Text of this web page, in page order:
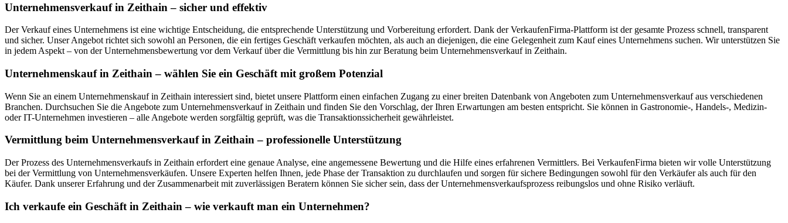
Unternehmensverkauf in Zeithain – sicher und effektiv
Der Verkauf eines Unternehmens ist eine wichtige Entscheidung, die entsprechende Unterstützung und Vorbereitung erfordert. Dank der VerkaufenFirma-Plattform ist der gesamte Prozess schnell, transparent
und sicher. Unser Angebot richtet sich sowohl an Personen, die ein fertiges Geschäft verkaufen möchten, als auch an diejenigen, die eine Gelegenheit zum Kauf eines Unternehmens suchen. Wir unterstützen Sie
in jedem Aspekt – von der Unternehmensbewertung vor dem Verkauf über die Vermittlung bis hin zur Beratung beim Unternehmensverkauf in Zeithain.
Unternehmenskauf in Zeithain – wählen Sie ein Geschäft mit großem Potenzial
Wenn Sie an einem Unternehmenskauf in Zeithain interessiert sind, bietet unsere Plattform einen einfachen Zugang zu einer breiten Datenbank von Angeboten zum Unternehmensverkauf aus verschiedenen
Branchen. Durchsuchen Sie die Angebote zum Unternehmensverkauf in Zeithain und finden Sie den Vorschlag, der Ihren Erwartungen am besten entspricht. Sie können in Gastronomie-, Handels-, Medizin-
oder IT-Unternehmen investieren – alle Angebote werden sorgfältig geprüft, was die Transaktionssicherheit gewährleistet.
Vermittlung beim Unternehmensverkauf in Zeithain – professionelle Unterstützung
Der Prozess des Unternehmensverkaufs in Zeithain erfordert eine genaue Analyse, eine angemessene Bewertung und die Hilfe eines erfahrenen Vermittlers. Bei VerkaufenFirma bieten wir volle Unterstützung
bei der Vermittlung von Unternehmensverkäufen. Unsere Experten helfen Ihnen, jede Phase der Transaktion zu durchlaufen und sorgen für sichere Bedingungen sowohl für den Verkäufer als auch für den
Käufer. Dank unserer Erfahrung und der Zusammenarbeit mit zuverlässigen Beratern können Sie sicher sein, dass der Unternehmensverkaufsprozess reibungslos und ohne Risiko verläuft.
Ich verkaufe ein Geschäft in Zeithain – wie verkauft man ein Unternehmen?